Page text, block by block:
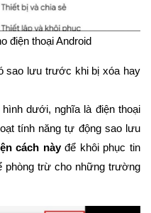
điện thoại Android
sao lưu trước khi bị xóa hay
dưới, nghĩa là điện thoại
tính năng tự động sao lưu
cách nàyđể khôi phục tin
phòng trừ cho những trường